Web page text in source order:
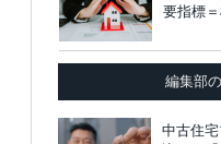
要指標
編集部
中古住